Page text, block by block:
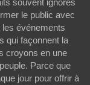
souvent ignorés
le public avec
événements
qui façonnent la
en une
Parce que
jour pour offrir à